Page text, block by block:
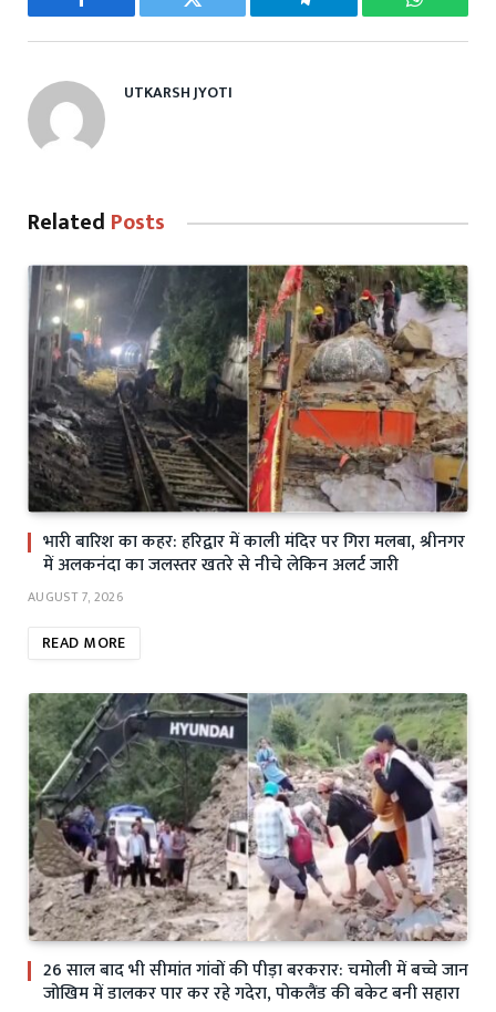
Facebook Twitter Telegram
UTKARSH JYOTI
Related Posts
भारी बारिश का कहर: हरिद्वार में काली मंदिर पर गिरा मलबा, श्रीनगर
में अलकनंदा का जलस्तर खतरे से नीचे लेकिन अलर्ट जारी
AUGUST 7, 2026
READ MORE
26 साल बाद भी सीमांत गांवों की पीड़ा बरकरार: चमोली में बच्चे जान
जोखिम में डालकर पार कर रहे गदेरा, पोकलैंड की बकेट बनी सहारा